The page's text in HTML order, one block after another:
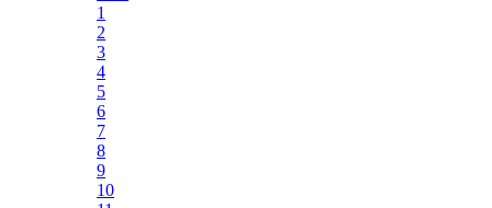
1
2
3
4
5
6
7
8
9
10